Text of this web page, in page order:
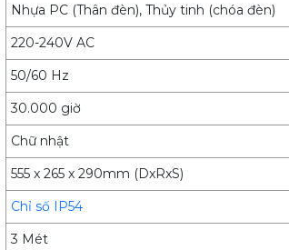
Nhựa PC (Thân đèn), Thủy tinh (chóa đèn)
220-240V AC
50/60 Hz
30.000 giờ
Chữ nhật
555 x 265 x 290mm (DxRxS)
Chỉ số IP54
3 Mét